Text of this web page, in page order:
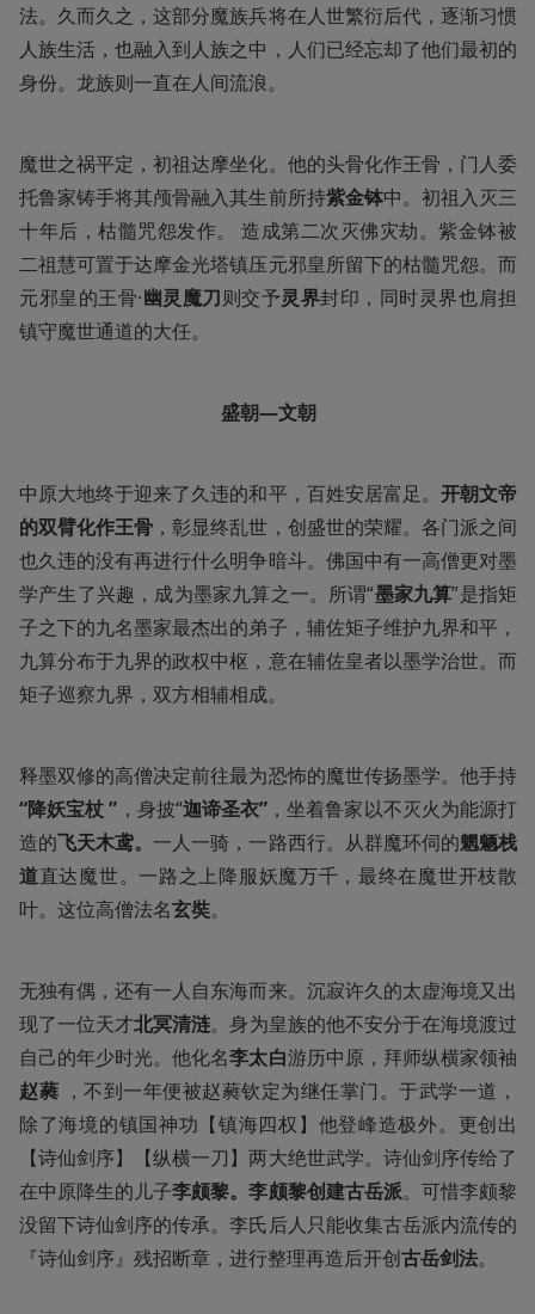
法。久而久之，这部分魔族兵将在人世繁衍后代，逐渐习惯
人族生活，也融入到人族之中，人们已经忘却了他们最初的
身份。龙族则一直在人间流浪。
魔世之祸平定，初祖达摩坐化。他的头骨化作王骨，门人委
托鲁家铸手将其颅骨融入其生前所持紫金钵中。初祖入灭三
十年后，枯髓咒怨发作。 造成第二次灭佛灾劫。紫金钵被
二祖慧可置于达摩金光塔镇压元邪皇所留下的枯髓咒怨。而
元邪皇的王骨·幽灵魔刀则交予灵界封印，同时灵界也肩担
镇守魔世通道的大任。
盛朝—文朝
中原大地终于迎来了久违的和平，百姓安居富足。 开朝文帝
的双臂化作王骨 ，彰显终乱世，创盛世的荣耀。各门派之间
也久违的没有再进行什么明争暗斗。佛国中有一高僧更对墨
学产生了兴趣，成为墨家九算之一。所谓“墨家九算”是指矩
子之下的九名墨家最杰出的弟子，辅佐矩子维护九界和平，
九算分布于九界的政权中枢，意在辅佐皇者以墨学治世。而
矩子巡察九界，双方相辅相成。
释墨双修的高僧决定前往最为恐怖的魔世传扬墨学。他手持
“降妖宝杖 ” ，身披“迦谛圣衣” ，坐着鲁家以不灭火为能源打
造的飞天木鸢。 一人一骑，一路西行。从群魔环伺的魍魉栈
道直达魔世。一路之上降服妖魔万千，最终在魔世开枝散
叶。这位高僧法名玄奘。
无独有偶，还有一人自东海而来。沉寂许久的太虚海境又出
现了一位天才北冥清涟。身为皇族的他不安分于在海境渡过
自己的年少时光。他化名李太白游历中原，拜师纵横家领袖
赵蕤 ，不到一年便被赵蕤钦定为继任掌门。于武学一道，
除了海境的镇国神功【镇海四权】他登峰造极外。更创出
【诗仙剑序】【纵横一刀】两大绝世武学。诗仙剑序传给了
在中原降生的儿子李颇黎。李颇黎创建古岳派。可惜李颇黎
没留下诗仙剑序的传承。李氏后人只能收集古岳派内流传的
『诗仙剑序』残招断章，进行整理再造后开创古岳剑法。